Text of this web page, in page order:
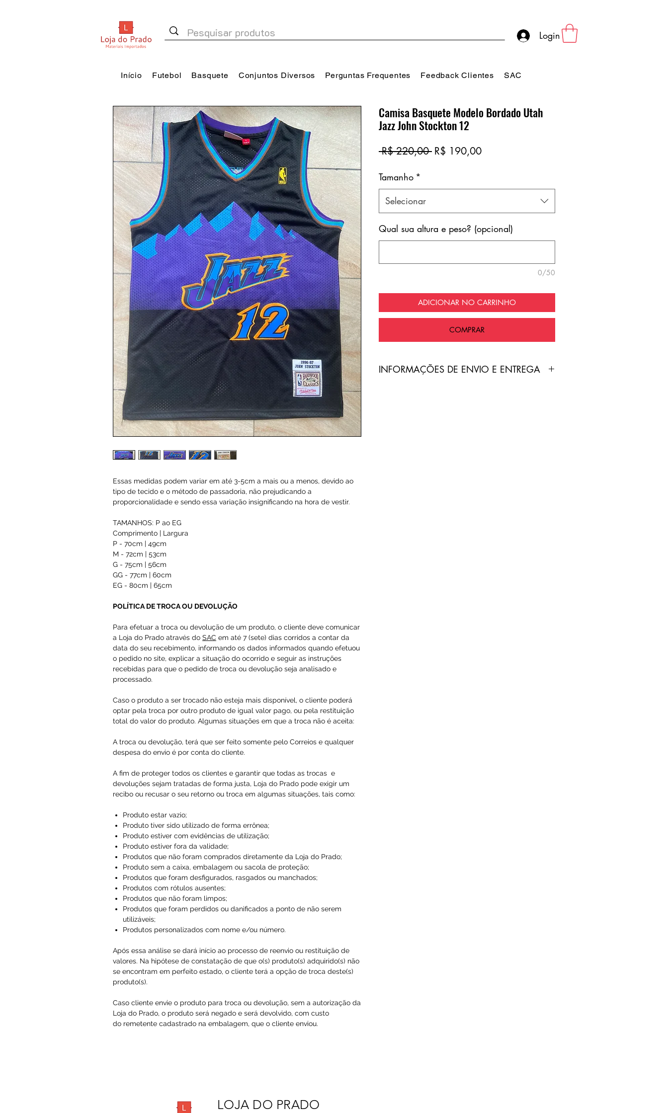
Login
Início Futebol Basquete Conjuntos Diversos Perguntas Frequentes Feedback Clientes SAC
Essas medidas podem variar em até 3-5cm a mais ou a menos, devido ao
tipo de tecido e o método de passadoria, não prejudicando a
proporcionalidade e sendo essa variação insignificando na hora de vestir.
TAMANHOS: P ao EG
Comprimento | Largura
P - 70cm | 49cm
M - 72cm | 53cm
G - 75cm | 56cm
GG - 77cm | 60cm
EG - 80cm | 65cm
POLÍTICA DE TROCA OU DEVOLUÇÃO
Para efetuar a troca ou devolução de um produto, o cliente deve comunicar
a Loja do Prado através do SAC em até 7 (sete) dias corridos a contar da
data do seu recebimento, informando os dados informados quando efetuou
o pedido no site, explicar a situação do ocorrido e seguir as instruções
recebidas para que o pedido de troca ou devolução seja analisado e
processado.
Caso o produto a ser trocado não esteja mais disponível, o cliente poderá
optar pela troca por outro produto de igual valor pago, ou pela restituição
total do valor do produto. Algumas situações em que a troca não é aceita:
A troca ou devolução, terá que ser feito somente pelo Correios e qualquer
despesa do envio é por conta do cliente.
A fim de proteger todos os clientes e garantir que todas as trocas e
devoluções sejam tratadas de forma justa, Loja do Prado pode exigir um
recibo ou recusar o seu retorno ou troca em algumas situações, tais como:
Produto estar vazio;
Produto tiver sido utilizado de forma errônea;
Produto estiver com evidências de utilização;
Produto estiver fora da validade;
Produtos que não foram comprados diretamente da Loja do Prado;
Produto sem a caixa, embalagem ou sacola de proteção;
Produtos que foram desfigurados, rasgados ou manchados;
Produtos com rótulos ausentes;
Produtos que não foram limpos;
Produtos que foram perdidos ou danificados a ponto de não serem
utilizáveis;
Produtos personalizados com nome e/ou número.
Após essa análise se dará início ao processo de reenvio ou restituição de
valores. Na hipótese de constatação de que o(s) produto(s) adquirido(s) não
se encontram em perfeito estado, o cliente terá a opção de troca deste(s)
produto(s).
Caso cliente envie o produto para troca ou devolução, sem a autorização da
Loja do Prado, o produto será negado e será devolvido, com custo
do remetente cadastrado na embalagem, que o cliente enviou.​
Camisa Basquete Modelo Bordado Utah
Jazz John Stockton 12
R$ 220,00 Preço
R$ 190,00Preço
Tamanho *
Selecionar
Qual sua altura e peso? (opcional)
0/50
ADICIONAR NO CARRINHO
COMPRAR
​INFORMAÇÕES DE ENVIO E ENTREGA
LOJA DO PRADO